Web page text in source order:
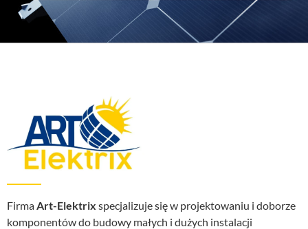
FirmaArt-Elektrix specjalizuje się w projektowaniu i doborze
komponentów do budowy małych i dużych instalacji